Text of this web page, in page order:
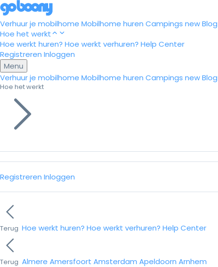
Verhuur je mobilhome Mobilhome huren Campings newBlog
Hoe het werkt
Hoe werkt huren? Hoe werkt verhuren? Help Center
Registreren Inloggen
Menu
Verhuur je mobilhome Mobilhome huren Campings newBlog
Hoe het werkt
Registreren Inloggen
Terug Hoe werkt huren? Hoe werkt verhuren? Help Center
Terug Almere Amersfoort Amsterdam Apeldoorn Arnhem